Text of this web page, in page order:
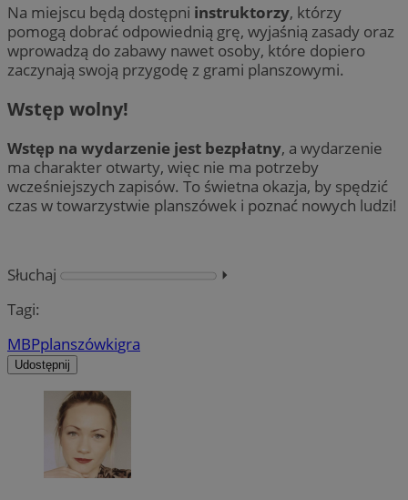
Na miejscu będą dostępni instruktorzy, którzy
pomogą dobrać odpowiednią grę, wyjaśnią zasady oraz
wprowadzą do zabawy nawet osoby, które dopiero
zaczynają swoją przygodę z grami planszowymi.
Wstęp wolny!
Wstęp na wydarzenie jest bezpłatny, a wydarzenie
ma charakter otwarty, więc nie ma potrzeby
wcześniejszych zapisów. To świetna okazja, by spędzić
czas w towarzystwie planszówek i poznać nowych ludzi!
Słuchaj
⏵︎
Tagi:
MBPplanszówkigra
Udostępnij